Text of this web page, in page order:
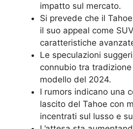
impatto sul mercato.
Si prevede che il
il suo appeal come
caratteristiche
Le speculazioni
connubio tra
modello del 2024.
I rumors indicano una
lascito del Tahoe con
incentrati sul lusso e